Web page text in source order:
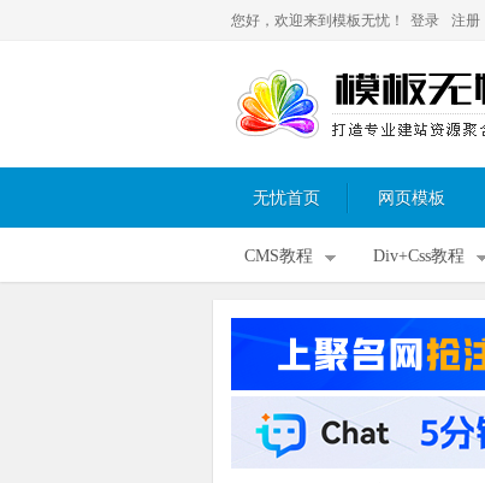
您好，欢迎来到模板无忧！ 登录 注册
无忧首页 网页模板
CMS教程 Div+Css教程